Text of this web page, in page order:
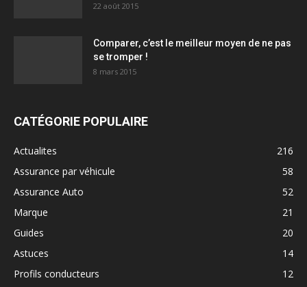
22 août 2015
Comparer, c’est le meilleur moyen de ne pas
se tromper !
8 mars 2015
CATÉGORIE POPULAIRE
Actualites
216
Assurance par véhicule
58
Assurance Auto
52
Marque
21
Guides
20
Astuces
14
Profils conducteurs
12